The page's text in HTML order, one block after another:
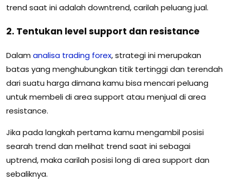
trend saat ini adalah downtrend, carilah peluang jual.
2. Tentukan level support dan resistance
Dalam analisa trading forex, strategi ini merupakan
batas yang menghubungkan titik tertinggi dan terendah
dari suatu harga dimana kamu bisa mencari peluang
untuk membeli di area support atau menjual di area
resistance.
Jika pada langkah pertama kamu mengambil posisi
searah trend dan melihat trend saat ini sebagai
uptrend, maka carilah posisi long di area support dan
sebaliknya.